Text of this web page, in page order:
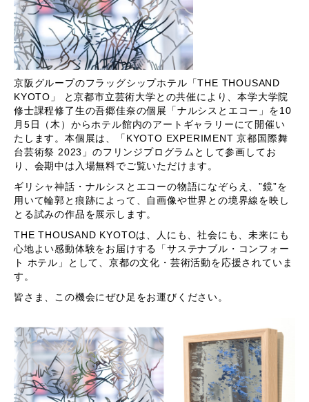
京阪グループのフラッグシップホテル「THE THOUSAND
KYOTO」 と京都市立芸術大学との共催により、本学大学院
修士課程修了生の吾郷佳奈の個展「ナルシスとエコー」を10
月5日（木）からホテル館内のアートギャラリーにて開催い
たします。本個展は、「KYOTO EXPERIMENT 京都国際舞
台芸術祭 2023」のフリンジプログラム として参画してお
り、会期中は入場無料でご覧いただけます。
ギリシャ神話・ナルシスとエコーの物語になぞらえ、”鏡”を
用いて輪郭と痕跡によって、自画像や世界との境界線を映し
とる試みの作品を展示します。
THE THOUSAND KYOTOは、人にも、社会にも、未来にも
心地よい感動体験をお届けする「サステナブル・コンフォー
ト ホテル」として、京都の文化・芸術活動を応援されていま
す。
皆さま、この機会にぜひ足をお運びください。